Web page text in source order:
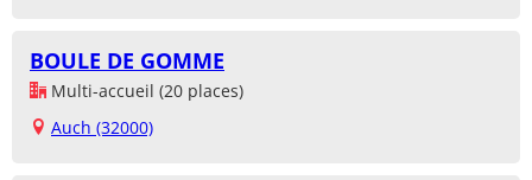
BOULE DE GOMME
Multi-accueil (20 places)
Auch (32000)